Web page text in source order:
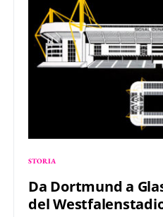
STORIA
Da Dortmund a
del